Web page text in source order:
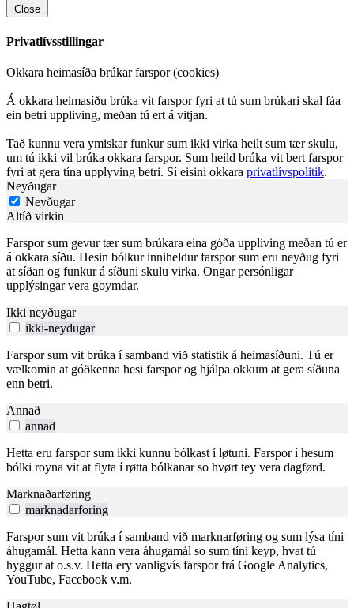
Close
Privatlívsstillingar
Okkara heimasíða brúkar farspor (cookies)
Á okkara heimasíðu brúka vit farspor fyri at tú sum brúkari skal fáa
ein betri uppliving, meðan tú ert á vitjan.
Tað kunnu vera ymiskar funkur sum ikki virka heilt sum tær skulu,
um tú ikki vil brúka okkara farspor. Sum heild brúka vit bert farspor
fyri at gera tína upplyving betri. Sí eisini okkara privatlívspolitik.
Neyðugar
Neyðugar
Altíð virkin
Farspor sum gevur tær sum brúkara eina góða uppliving meðan tú er
á okkara síðu. Hesin bólkur inniheldur farspor sum eru neyðug fyri
at síðan og funkur á síðuni skulu virka. Ongar persónligar
upplýsingar vera goymdar.
Ikki neyðugar
ikki-neydugar
Farspor sum vit brúka í samband við statistik á heimasíðuni. Tú er
vælkomin at góðkenna hesi farspor og hjálpa okkum at gera síðuna
enn betri.
Annað
annad
Hetta eru farspor sum ikki kunnu bólkast í løtuni. Farspor í hesum
bólki royna vit at flyta í røtta bólkanar so hvørt tey vera dagførd.
Marknaðarføring
marknadarforing
Farspor sum vit brúka í samband við marknarføring og sum lýsa tíni
áhugamál. Hetta kann vera áhugamál so sum tíni keyp, hvat tú
hyggur at o.s.v. Hetta ery vanligvís farspor frá Google Analytics,
YouTube, Facebook v.m.